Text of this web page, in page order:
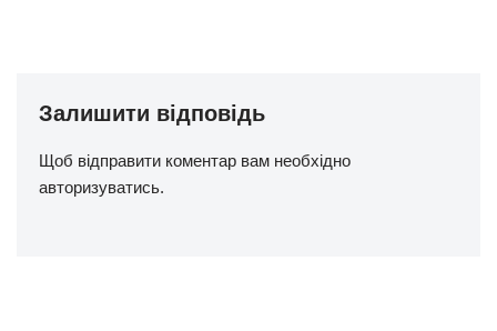
Залишити відповідь
Щоб відправити коментар вам необхідно
авторизуватись.